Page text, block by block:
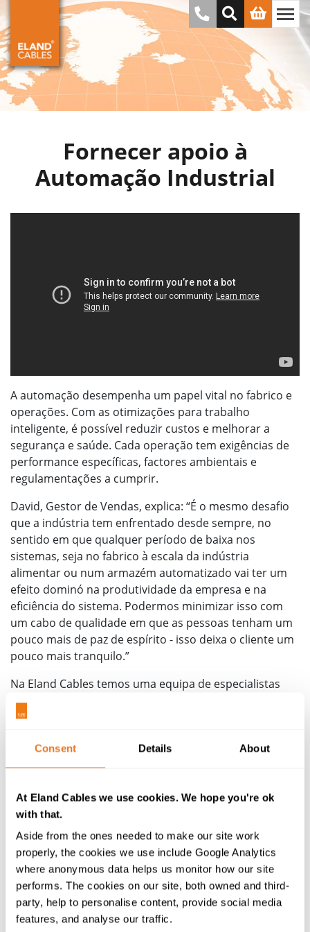
Consent Details About
At Eland Cables we use cookies. We hope you're ok
with that.
Aside from the ones needed to make our site work
properly, the cookies we use include Google Analytics
where anonymous data helps us monitor how our site
performs. The cookies on our site, both owned and third-
party, help to personalise content, provide social media
features, and analyse our traffic.
Fornecer apoio à
Automação Industrial
A automação desempenha um papel vital no fabrico e
operações. Com as otimizações para trabalho
inteligente, é possível reduzir custos e melhorar a
segurança e saúde. Cada operação tem exigências de
performance específicas, factores ambientais e
regulamentações a cumprir.
David, Gestor de Vendas, explica: “É o mesmo desafio
que a indústria tem enfrentado desde sempre, no
sentido em que qualquer período de baixa nos
sistemas, seja no fabrico à escala da indústria
alimentar ou num armazém automatizado vai ter um
efeito dominó na produtividade da empresa e na
eficiência do sistema. Podermos minimizar isso com
um cabo de qualidade em que as pessoas tenham um
pouco mais de paz de espírito - isso deixa o cliente um
pouco mais tranquilo.”
Na Eland Cables temos uma equipa de especialistas
capaz de o aconselhar nas especificações de cabos e
soluções económicas e à medida.
David prossegue: “Acontece muitas vezes dizer-se
isso o sistema não funciona de forma tão eficiente
como poderia. Em segundo lugar, pode estar a
sobredimensionar-se o cabo, o que também pode ser
prejudicial para o projeto no seu todo.”
Testamos rigorosamente estas soluções no nosso
Cable Lab de modo a oferecer a Garantia de Qualidade
para performance e conformidade.